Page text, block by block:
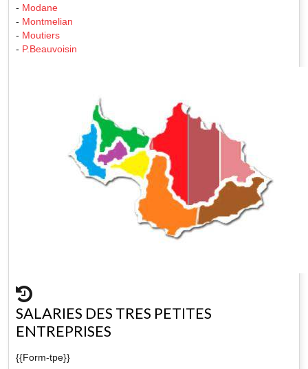
- Modane
- Montmelian
- Moutiers
- P.Beauvoisin
SALARIES DES TRES PETITES
ENTREPRISES
{{Form-tpe}}